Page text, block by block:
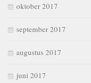
oktober 2017
september 2017
augustus 2017
juni 2017